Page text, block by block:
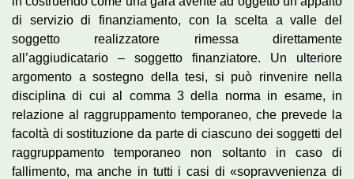
di servizio di finanziamento, con la scelta a valle del
soggetto realizzatore rimessa direttamente
all’aggiudicatario – soggetto finanziatore. Un ulteriore
argomento a sostegno della tesi, si può rinvenire nella
disciplina di cui al comma 3 della norma in esame, in
relazione al raggruppamento temporaneo, che prevede la
facoltà di sostituzione da parte di ciascuno dei soggetti del
raggruppamento temporaneo non soltanto in caso di
fallimento, ma anche in tutti i casi di «sopravvenienza di